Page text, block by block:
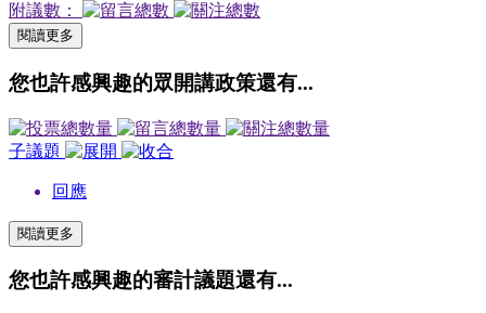
附議數：
閱讀更多
您也許感興趣的眾開講政策還有...
子議題
回應
閱讀更多
您也許感興趣的審計議題還有...